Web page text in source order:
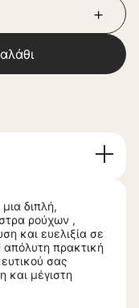
διπλή,
ρούχων ,
και ευελιξία σε
απόλυτη πρακτική
σας
και μέγιστη